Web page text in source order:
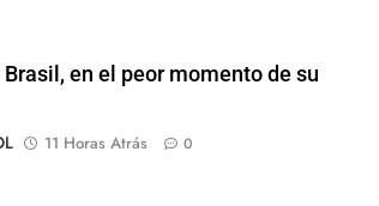
en el peor momento de su
11 Horas Atrás 0